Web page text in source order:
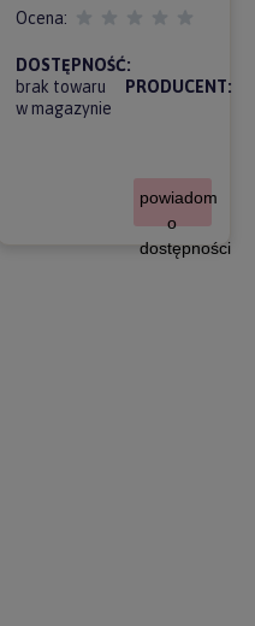
Ocena:
DOSTĘPNOŚĆ:
brak towaru
w magazynie
PRODUCENT:
powiadom
o
dostępności